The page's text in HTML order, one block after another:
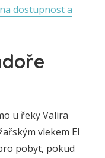
dostupnost a
u řeky Valira
vlekem El
pobyt, pokud